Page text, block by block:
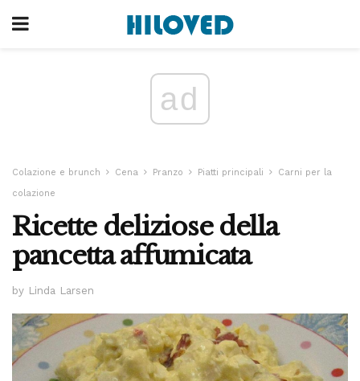
ad
Colazione e brunch Cena Pranzo Piatti principali
Carni per la
colazione
Ricette deliziose della
pancetta affumicata
by Linda Larsen